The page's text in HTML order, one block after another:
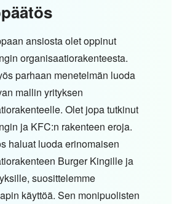
ansiosta olet oppinut
organisaatiorakenteesta.
parhaan menetelmän luoda
mallin yrityksen
Olet jopa tutkinut
ja KFC:n rakenteen eroja.
haluat luoda erinomaisen
Burger Kingille ja
suosittelemme
käyttöä. Sen monipuolisten